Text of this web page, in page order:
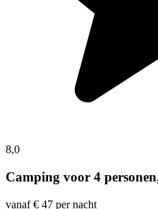
8,0
Camping voor 4
vanaf € 47 per nacht